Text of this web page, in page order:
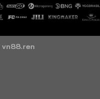
vn88.ren